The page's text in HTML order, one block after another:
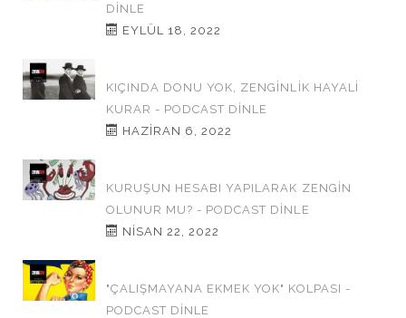
DINLE
EYLÜL 18, 2022
KIÇINDA DONU YOK, ZENGİNLİK HAYALİ
KURAR - PODCAST DINLE
HAZIRAN 6, 2022
KURUŞUN HESABI YAPILARAK ZENGİN
OLUNUR MU? - PODCAST DINLE
NISAN 22, 2022
"ÇALIŞMAYANA EKMEK YOK" KOLPASI -
PODCAST DINLE